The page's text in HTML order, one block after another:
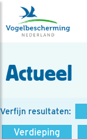
Actueel
Verfijn resultaten:
Verdieping